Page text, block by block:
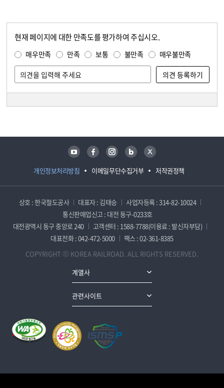
현재 페이지에 대한 만족도를 평가하여 주십시오.
매우만족 만족 보통 불만족 매우불만족
개인정보처리방침 이메일무단수집거부 저작권정책
유튜브 페이스북 인스타그램 블로그 트위터
상호 : 한국철도공사 대표자 : 김태승
사업자등록 : 314-82-10024
통신판매업신고 : 대전 동구-0233호
대전광역시 동구 중앙로 240
고객센터 : 1588-7788(이용료 : 발신자부담)
대표전화 : 042-472-5000
팩스 : 02-361-8385
COPYRIGHT ⓒ KOREA RAILROAD. ALL RIGHTS RESERVED.
계열사
관련사이트